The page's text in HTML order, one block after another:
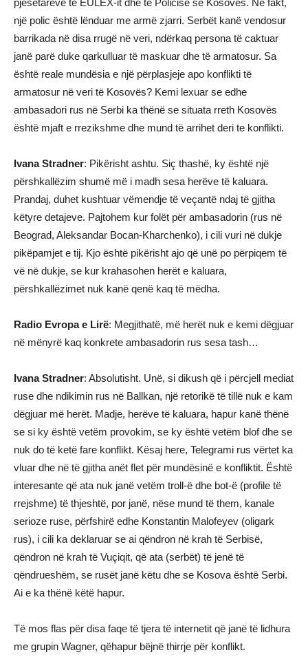
një polic është lënduar me armë zjarri. Serbët kanë vendosur
barrikada në disa rrugë në veri, ndërkaq persona të caktuar
janë parë duke qarkulluar të maskuar dhe të armatosur. Sa
është reale mundësia e një përplasjeje apo konflikti të
armatosur në veri të Kosovës? Kemi lexuar se edhe
ambasadori rus në Serbi ka thënë se situata rreth Kosovës
është mjaft e rrezikshme dhe mund të arrihet deri te konflikti.
Ivana Stradner: Pikërisht ashtu. Siç thashë, ky është një
përshkallëzim shumë më i madh sesa herëve të kaluara.
Prandaj, duhet kushtuar vëmendje të veçantë ndaj të gjitha
këtyre detajeve. Pajtohem kur folët për ambasadorin (rus në
Beograd, Aleksandar Bocan-Kharchenko), i cili vuri në dukje
pikëpamjet e tij. Kjo është pikërisht ajo që unë po përpiqem të
vë në dukje, se kur krahasohen herët e kaluara,
përshkallëzimet nuk kanë qenë kaq të mëdha.
Radio Evropa e Lirë: Megjithatë, më herët nuk e kemi dëgjuar
në mënyrë kaq konkrete ambasadorin rus sesa tash…
Ivana Stradner: Absolutisht. Unë, si dikush që i përcjell mediat
ruse dhe ndikimin rus në Ballkan, një retorikë të tillë nuk e kam
dëgjuar më herët. Madje, herëve të kaluara, hapur kanë thënë
se si ky është vetëm provokim, se ky është vetëm blof dhe se
nuk do të ketë fare konflikt. Kësaj here, Telegrami rus vërtet ka
vluar dhe në të gjitha anët flet për mundësinë e konfliktit. Është
interesante që ata nuk janë vetëm troll-ë dhe bot-ë (profile të
rrejshme) të thjeshtë, por janë, nëse mund të them, kanale
serioze ruse, përfshirë edhe Konstantin Malofeyev (oligark
rus), i cili ka deklaruar se ai qëndron në krah të Serbisë,
qëndron në krah të Vuçiqit, që ata (serbët) të jenë të
qëndrueshëm, se rusët janë këtu dhe se Kosova është Serbi.
Ai e ka thënë këtë hapur.
Të mos flas për disa faqe të tjera të internetit që janë të lidhura
me grupin Wagner, qëhapur bëjnë thirrje për konflikt.